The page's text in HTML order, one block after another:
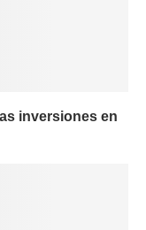
inversiones en